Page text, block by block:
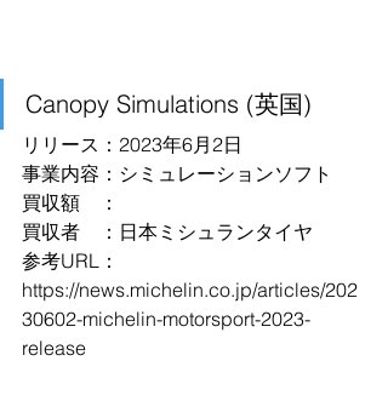
Canopy Simulations (英国)
リリース：2023年6月2日
事業内容：シミュレーションソフト
買収額　：
買収者　：日本ミシュランタイヤ
参考URL：
https://news.michelin.co.jp/articles/202
30602-michelin-motorsport-2023-
release